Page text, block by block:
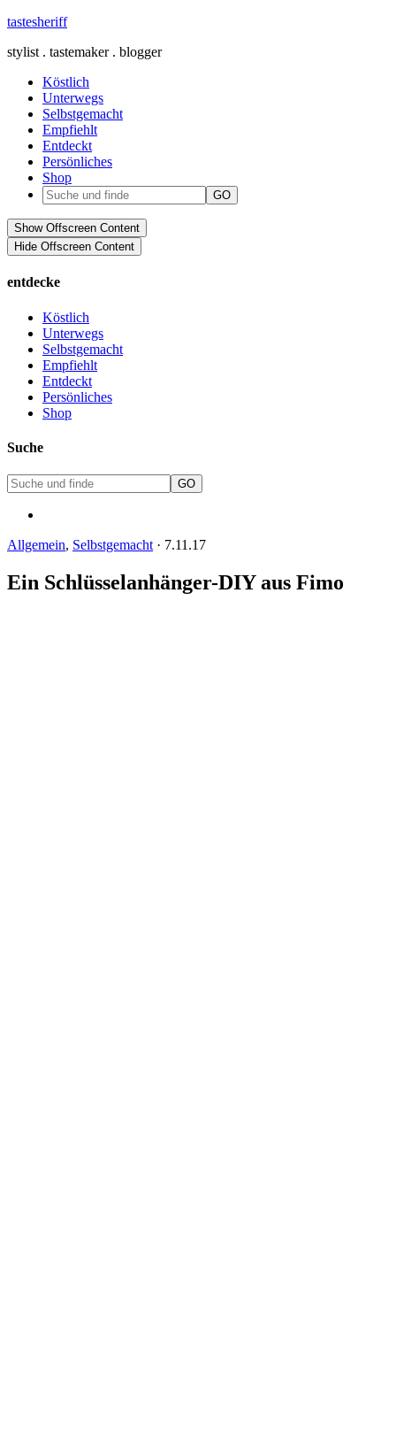
tastesheriff
stylist . tastemaker . blogger
Köstlich
Unterwegs
Selbstgemacht
Empfiehlt
Entdeckt
Persönliches
Shop
Show Offscreen Content
Hide Offscreen Content
entdecke
Köstlich
Unterwegs
Selbstgemacht
Empfiehlt
Entdeckt
Persönliches
Shop
Suche
Allgemein, Selbstgemacht · 7.11.17
Ein Schlüsselanhänger-DIY aus Fimo